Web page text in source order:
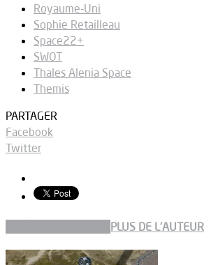
Royaume-Uni
Sophie Retailleau
Space22+
SWOT
Thales Alenia Space
Themis
PARTAGER
Facebook
Twitter
PLUS DE L'AUTEUR